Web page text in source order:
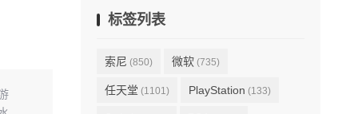
标签列表
索尼 (850) 微软 (735)
任天堂 (1101) PlayStation (133)